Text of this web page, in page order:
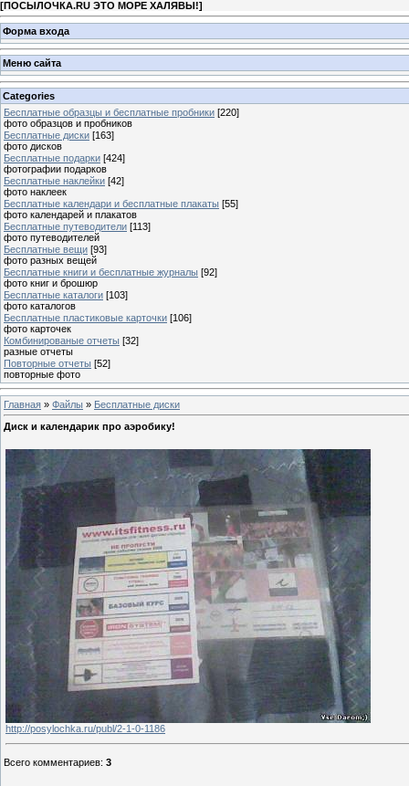
[ПОСЫЛОЧКА.RU ЭТО МОРЕ ХАЛЯВЫ!]
Форма входа
Меню сайта
Categories
Бесплатные образцы и бесплатные пробники [220]
фото образцов и пробников
Бесплатные диски [163]
фото дисков
Бесплатные подарки [424]
фотографии подарков
Бесплатные наклейки [42]
фото наклеек
Бесплатные календари и бесплатные плакаты [55]
фото календарей и плакатов
Бесплатные путеводители [113]
фото путеводителей
Бесплатные вещи [93]
фото разных вещей
Бесплатные книги и бесплатные журналы [92]
фото книг и брошюр
Бесплатные каталоги [103]
фото каталогов
Бесплатные пластиковые карточки [106]
фото карточек
Комбинированые отчеты [32]
разные отчеты
Повторные отчеты [52]
повторные фото
Главная » Файлы » Бесплатные диски
Диск и календарик про аэробику!
http://posylochka.ru/publ/2-1-0-1186
Всего комментариев: 3